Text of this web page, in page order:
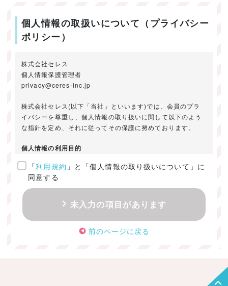
個人情報の取扱いについて（プライバシー
ポリシー）
株式会社セレス
個人情報保護管理者
privacy@ceres-inc.jp
株式会社セレス(以下「当社」といいます)では、会員のプラ
イバシーを尊重し、個人情報の取り扱いに関して以下のよう
な指針を定め、それに従ってその保護に努めております。
個人情報の利用目的
ご提供いただきました個人情報は、以下のためにのみ利用い
たします。
・お問い合わせに対する回答及び資料送付のご連絡
・当社のお客様向けサービスの提供
・本人確認
・サービスの開発・改善のための分析
「利用規約 」と「個人情報の取り扱いについて」に
同意する
未入力の項目があります
前のページに戻る